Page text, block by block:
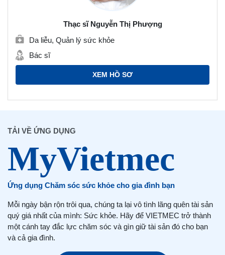
Thạc sĩ Nguyễn Thị Phượng
Da liễu, Quản lý sức khỏe
Bác sĩ
XEM HỒ SƠ
TẢI VỀ ỨNG DỤNG
Ứng dụng Chăm sóc sức khỏe cho gia đình bạn
Mỗi ngày bận rộn trôi qua, chúng ta lại vô tình lãng quên tài sản
quý giá nhất của mình: Sức khỏe. Hãy để VIETMEC trở thành
một cánh tay đắc lực chăm sóc và gìn giữ tài sản đó cho bạn
và cả gia đình.